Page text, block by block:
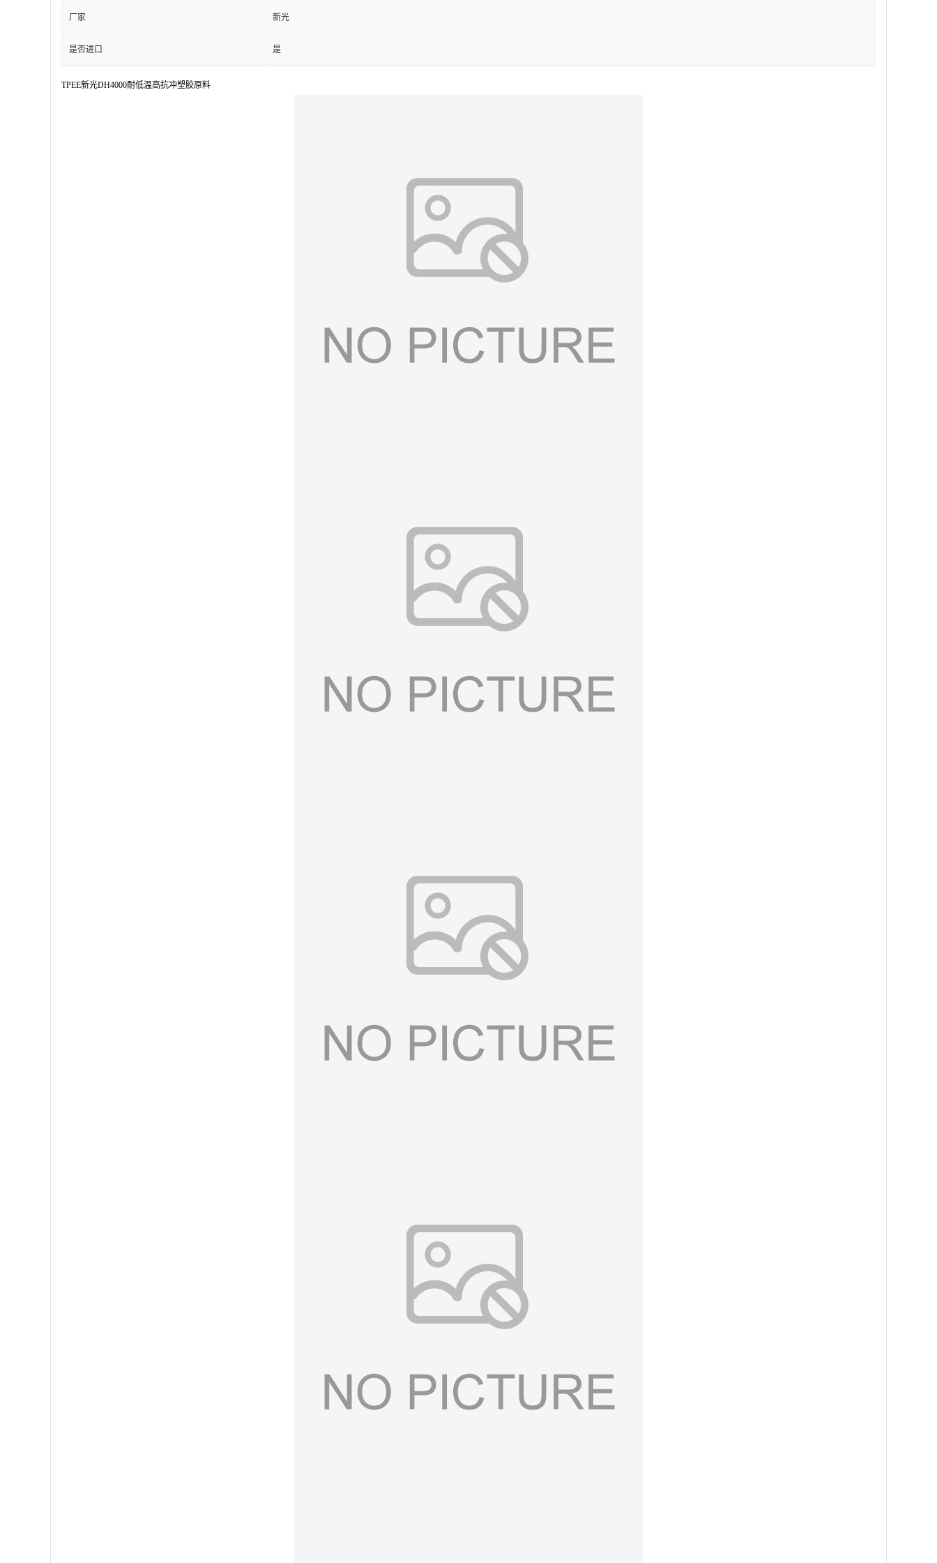
厂家 新光
是否进口 是
TPEE新光DH4000耐低温高抗冲塑胶原料